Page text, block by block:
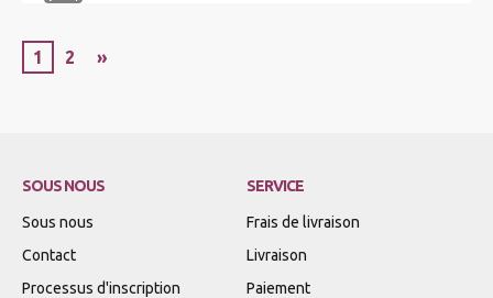
1 2 »
SOUS NOUS
Sous nous
Contact
Processus d'inscription
SERVICE
Frais de livraison
Livraison
Paiement